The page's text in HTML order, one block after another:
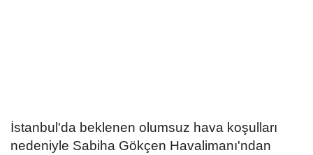
Ekonomi
İstanbul'da beklenen olumsuz hava koşulları
nedeniyle Sabiha Gökçen Havalimanı'ndan